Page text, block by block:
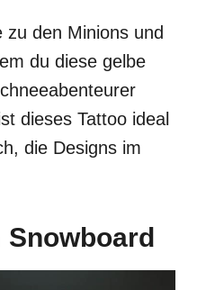
zu den Minions und
du diese gelbe
dieses Tattoo ideal
die Designs im
Snowboard